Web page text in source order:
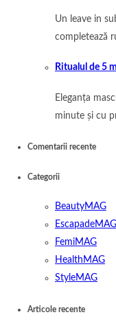
Un leave in
completează
Ritualul de 5
Eleganța
minute și cu
Comentarii recente
Categorii
BeautyMAG
EscapadeMAG
FemiMAG
HealthMAG
StyleMAG
Articole recente